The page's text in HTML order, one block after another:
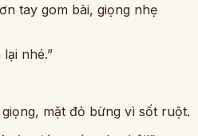
tay gom bài, giọng nhẹ
nhé.”
mặt đỏ bừng vì sốt ruột.